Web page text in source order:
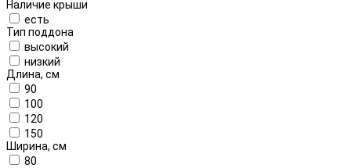
Наличие крыши
есть
Тип поддона
высокий
низкий
Длина, см
90
100
120
150
Ширина, см
80